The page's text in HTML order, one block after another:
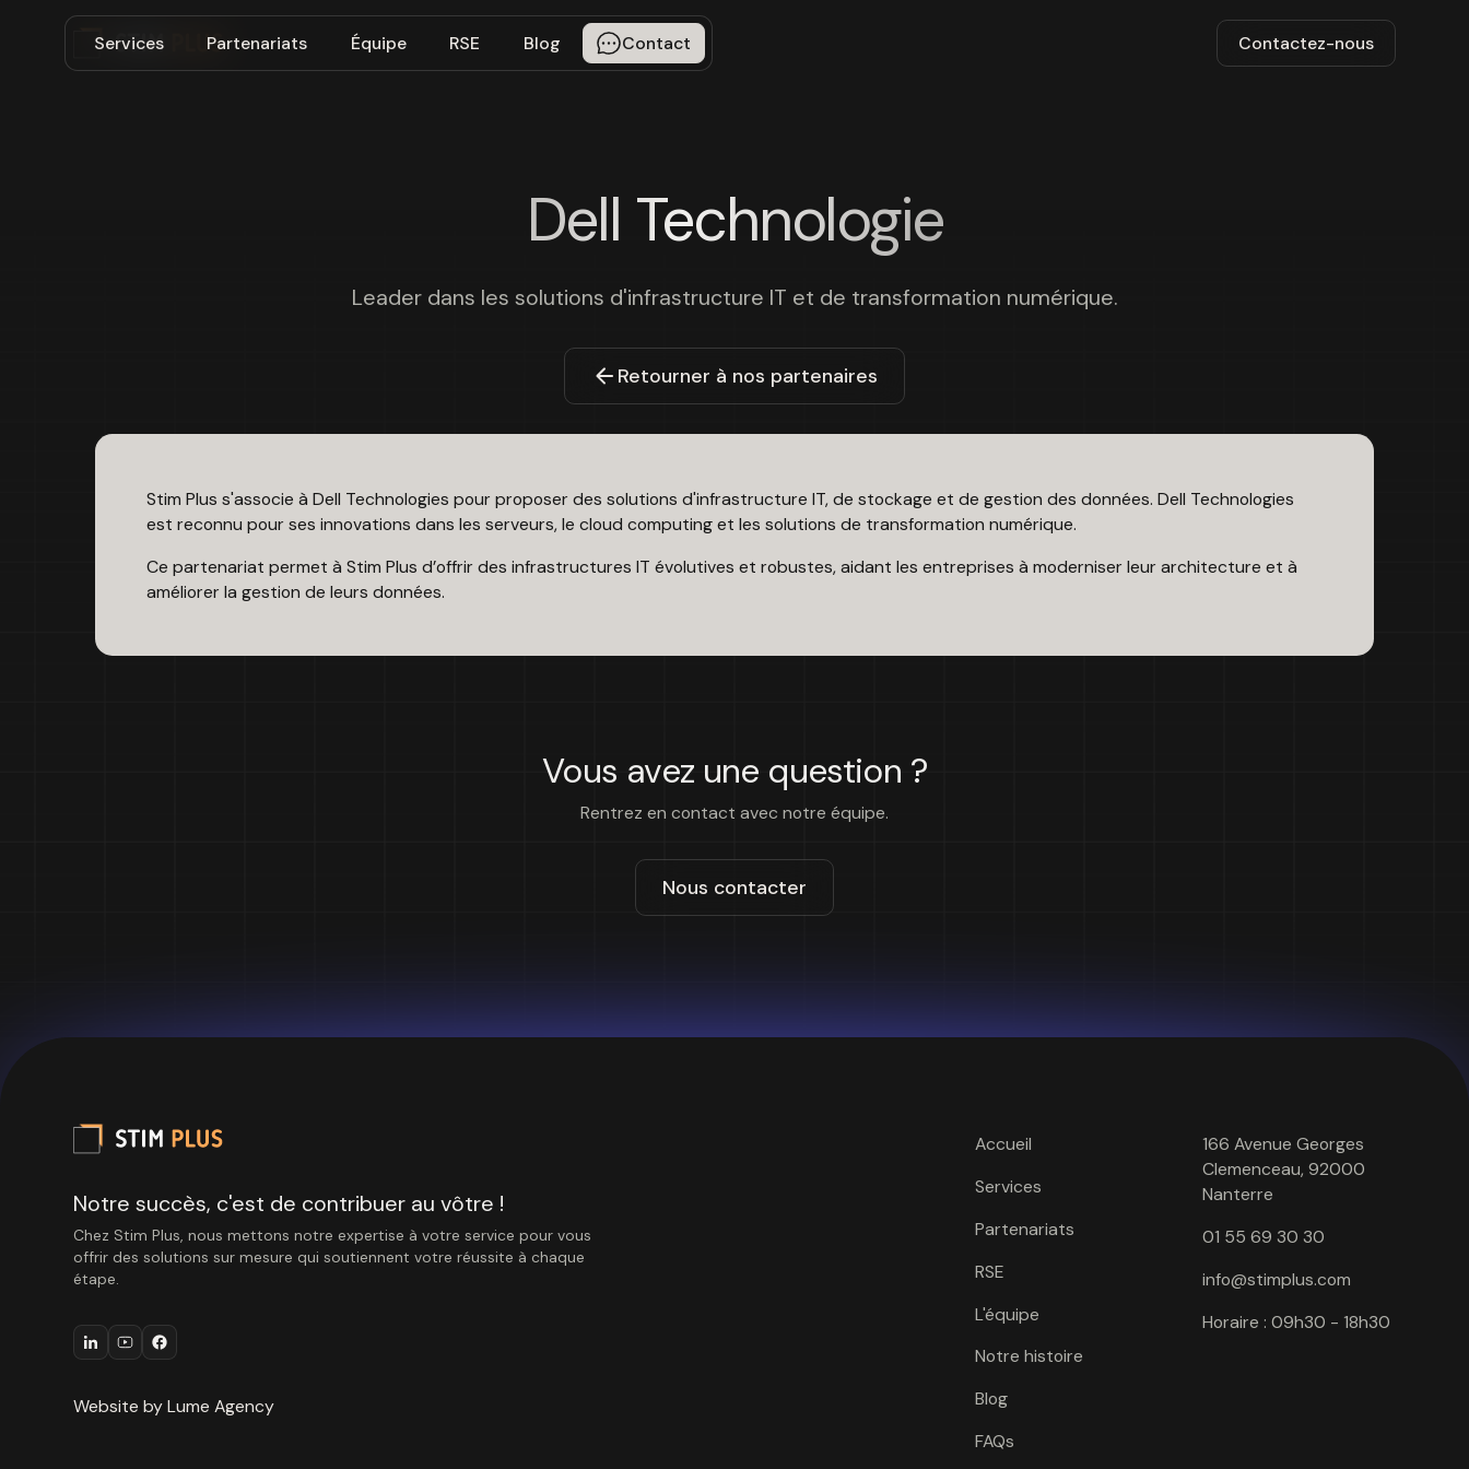
Services Partenariats Équipe RSE Blog Contact Contactez-nous
Dell Technologie
Leader dans les solutions d'infrastructure IT et de transformation numérique.
Retourner à nos partenaires
Stim Plus s'associe à Dell Technologies pour proposer des solutions d'infrastructure IT, de stockage et de gestion des données. Dell Technologies
est reconnu pour ses innovations dans les serveurs, le cloud computing et les solutions de transformation numérique.
Ce partenariat permet à Stim Plus d’offrir des infrastructures IT évolutives et robustes, aidant les entreprises à moderniser leur architecture et à
améliorer la gestion de leurs données.
Vous avez une question ?
Rentrez en contact avec notre équipe.
Nous contacter
Notre succès, c'est de contribuer au vôtre !
Chez Stim Plus, nous mettons notre expertise à votre service pour vous
offrir des solutions sur mesure qui soutiennent votre réussite à chaque
étape.
Website by Lume Agency
Accueil
Services
Partenariats
RSE
L'équipe
Notre histoire
Blog
FAQs
166 Avenue Georges
Clemenceau, 92000
Nanterre
01 55 69 30 30
info@stimplus.com
Horaire : 09h30 - 18h30